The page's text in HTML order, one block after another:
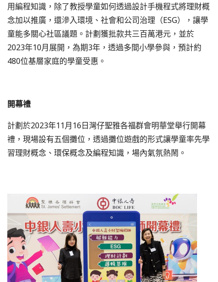
用編程知識，除了教授學童如何透過設計手機程式將理財概
念加以推廣，還滲入環境、社會和公司治理（ESG），讓學
童能多關心社區議題。計劃獲批款共三百萬港元，並於
2023年10月展開，為期3年，透過多間小學參與，預計約
480位基層家庭的學童受惠。
開幕禮
計劃於2023年11月16日灣仔聖雅各福群會明華堂舉行開幕
禮，現場設有五個攤位，透過攤位遊戲的形式讓學童率先學
習理財概念、環保概念及編程知識，場內氣氛熱鬧。